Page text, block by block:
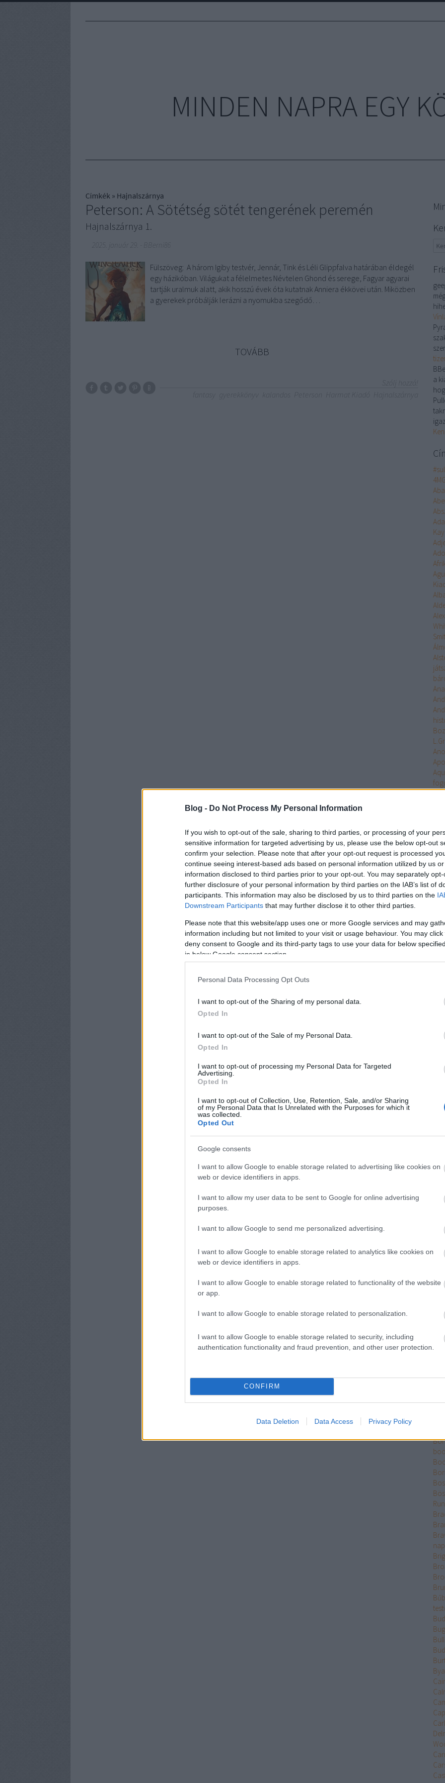
Blog - Do Not Process My Personal Information
If you wish to opt-out of the sale, sharing to third parties, or processing of your
sensitive information for targeted advertising by us, please use the below opt-out
confirm your selection. Please note that after your opt-out request is processed
continue seeing interest-based ads based on personal information utilized by us
information disclosed to third parties prior to your opt-out. You may separately
further disclosure of your personal information by third parties on the IAB’s list of
participants. This information may also be disclosed by us to third parties on the
Downstream Participants that may further disclose it to other third parties.
Please note that this website/app uses one or more Google services and may
information including but not limited to your visit or usage behaviour. You may
deny consent to Google and its third-party tags to use your data for below
in below Google consent section.
Personal Data Processing Opt Outs
I want to opt-out of the Sharing of my personal data.
Opted In
I want to opt-out of the Sale of my Personal Data.
Opted In
I want to opt-out of processing my Personal Data for Targeted
Advertising.
Opted In
I want to opt-out of Collection, Use, Retention, Sale, and/or Sharing
of my Personal Data that Is Unrelated with the Purposes for which it
was collected.
Opted Out
Google consents
I want to allow Google to enable storage related to advertising like cookies on
web or device identifiers in apps.
I want to allow my user data to be sent to Google for online advertising
purposes.
I want to allow Google to send me personalized advertising.
I want to allow Google to enable storage related to analytics like cookies on
web or device identifiers in apps.
I want to allow Google to enable storage related to functionality of the website
or app.
I want to allow Google to enable storage related to personalization.
I want to allow Google to enable storage related to security, including
authentication functionality and fraud prevention, and other user protection.
CONFIRM
Data Deletion Data Access Privacy Policy
MINDEN NAPRA EGY
Címkék » Hajnalszárnya
Peterson: A Sötétség sötét tengerének peremén
Hajnalszárnya 1.
Fülszöveg: A három Igiby testvér, Jennár, Tink és Léli Glippfalva határában éldegél
egy házikóban. Világukat a félelmetes Névtelen Ghond és serege, Fagyar agyarai
tartják uralmuk alatt, akik hosszú évek óta kutatnak Anniera ékkövei után. Miközben
a gyerekek próbálják lerázni a nyomukba szegődő…
TOVÁBB
a
Kay
Awad
A